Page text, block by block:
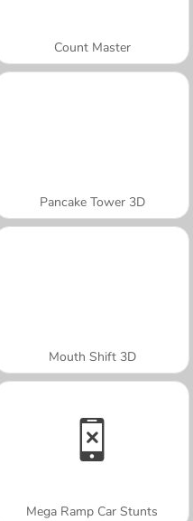
Count Master
Pancake Tower 3D
Mouth Shift 3D
Mega Ramp Car Stunts